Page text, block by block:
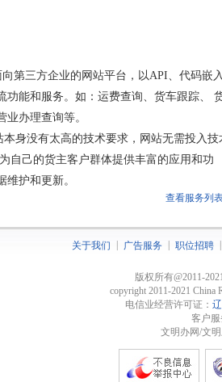
第三方企业的网站平台，以API、代码嵌
功能和服务。如：运费查询、货车跟踪、
办理查询等。
身没有太高的技术要求，网站无需投入技
自己的货主客户群体提供丰富的应用和功
护和更新。
查看服务列
关于我们 广告服务 职位招聘
版权所有@2011-
copyright 2011-2021 China
电信业经营许可证：
客户服
文明办网/文